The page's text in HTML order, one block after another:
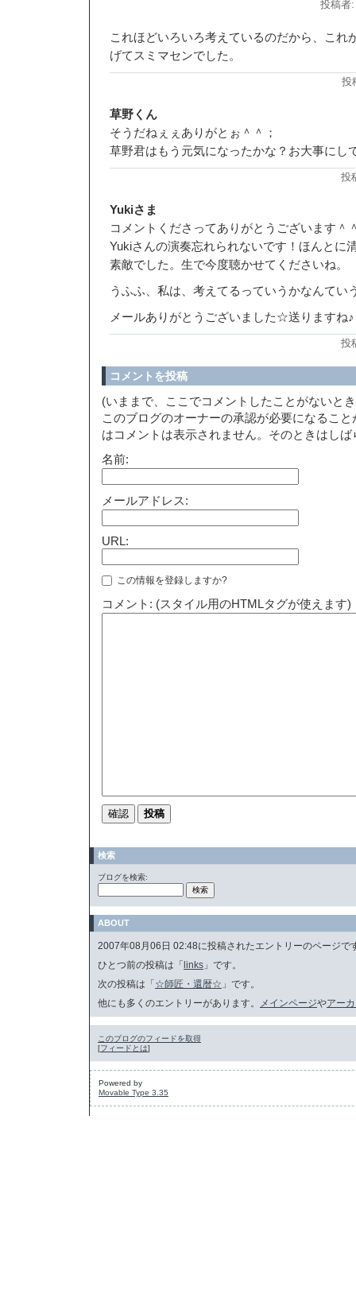
投稿者
これほどいろいろ考えているのだから、これ
げてスミマセンでした。
投
草野くん
そうだねぇぇありがとぉ＾＾；
草野君はもう元気になったかな？お大事にし
投
Yukiさま
コメントくださってありがとうございます＾
Yukiさんの演奏忘れられないです！ほんとに
素敵でした。生で今度聴かせてくださいね。
うふふ、私は、考えてるっていうかなんてい
メールありがとうございました☆送りますね♪
投
コメントを投稿
(いままで、ここでコメントしたことがないと
このブログのオーナーの承認が必要になるこ
はコメントは表示されません。そのときはし
名前:
メールアドレス:
URL:
この情報を登録しますか?
コメント: (スタイル用のHTMLタグが使えます)
検索
ブログを検索:
ABOUT
2007年08月06日 02:48に投稿されたエントリーのページで
ひとつ前の投稿は「 links 」です。
次の投稿は「 ☆師匠・還暦☆ 」です。
他にも多くのエントリーがあります。
メインページやアー
このブログのフィードを取得
[フィードとは]
Powered by
Movable Type 3.35